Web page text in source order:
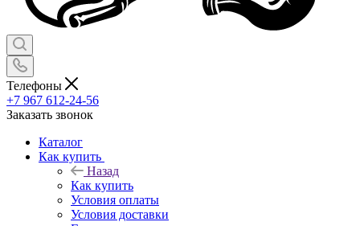
Телефоны
+7 967 612-24-56
Заказать звонок
Каталог
Как купить
Назад
Как купить
Условия оплаты
Условия доставки